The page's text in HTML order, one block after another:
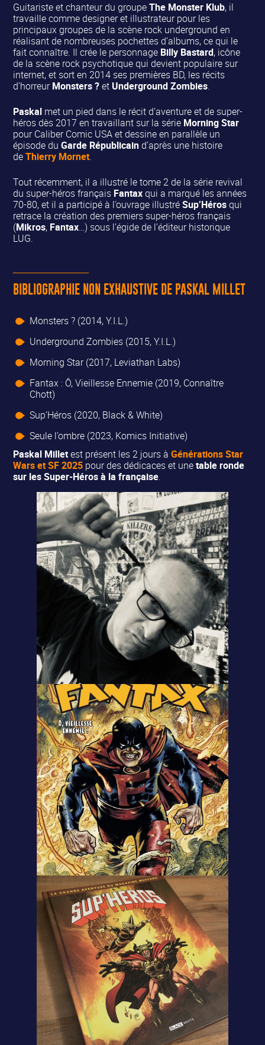
Guitariste et chanteur du groupeThe Monster Klub, il
travaille comme designer et illustrateur pour les
principaux groupes de la scène rock underground en
réalisant de nombreuses pochettes d’albums, ce qui le
fait connaître. Il crée le personnage Billy Bastard, icône
de la scène rock psychotique qui devient populaire sur
internet, et sort en 2014 ses premières BD, les récits
d’horreurMonsters ?et Underground Zombies.
Paskal met un pied dans le récit d’aventure et de super-
héros dès 2017 en travaillant sur la série Morning Star
pour Caliber Comic USA et dessine en parallèle un
épisode duGarde Républicaind’après une histoire
deThierry Mornet.
Tout récemment, il a illustré le tome 2 de la série revival
du super-héros français Fantaxqui a marqué les années
70-80, et il a participé à l’ouvrage illustréSup’Hérosqui
retrace la création des premiers super-héros français
(Mikros, Fantax…) sous l’égide de l’éditeur historique
LUG.
BIBLIOGRAPHIE NON EXHAUSTIVE DE PASKAL MILLET
Monsters ? (2014, Y.I.L.)
Underground Zombies (2015, Y.I.L.)
Morning Star (2017, Leviathan Labs)
Fantax : Ô, Vieillesse Ennemie (2019, Connaître
Chott)
Sup’Héros (2020, Black & White)
Seule l’ombre (2023, Komics Initiative)
Paskal Milletest présent les 2 jours àGénérations Star
Wars et SF 2025 pour des dédicaces et unetable ronde
sur les Super-Héros à la française.